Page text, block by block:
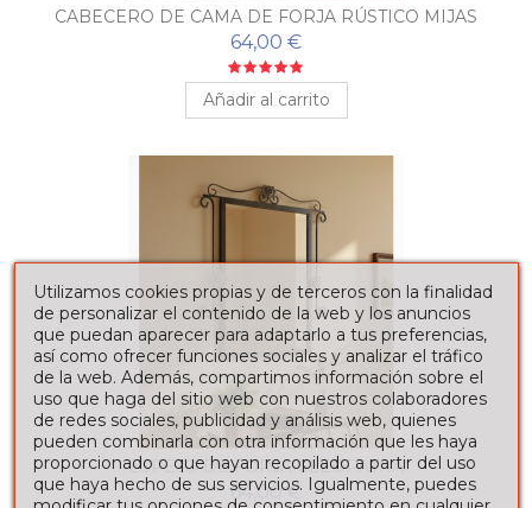
CABECERO DE CAMA DE FORJA RÚSTICO MIJAS
64,00 €
Añadir al carrito
ESPEJO DE FORJA CLEOPATRA
64,00 €
Utilizamos cookies propias y de terceros con la finalidad
de personalizar el contenido de la web y los anuncios
que puedan aparecer para adaptarlo a tus preferencias,
así como ofrecer funciones sociales y analizar el tráfico
de la web. Además, compartimos información sobre el
uso que haga del sitio web con nuestros colaboradores
de redes sociales, publicidad y análisis web, quienes
pueden combinarla con otra información que les haya
proporcionado o que hayan recopilado a partir del uso
que haya hecho de sus servicios. Igualmente, puedes